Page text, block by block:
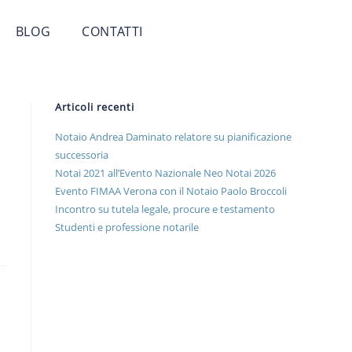
BLOG CONTATTI
Articoli recenti
Notaio Andrea Daminato relatore su pianificazione
successoria
Notai 2021 all’Evento Nazionale Neo Notai 2026
Evento FIMAA Verona con il Notaio Paolo Broccoli
Incontro su tutela legale, procure e testamento
Studenti e professione notarile